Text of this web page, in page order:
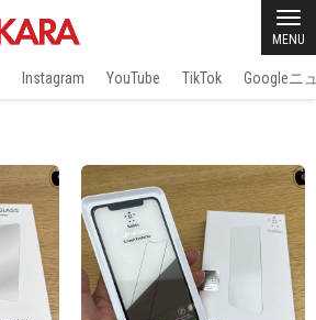
MENU
Instagram YouTube TikTok Googleニ